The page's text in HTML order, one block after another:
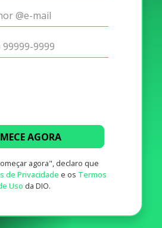
AGORA
agora", declaro que
de Privacidade e os Termos
Uso da DIO.